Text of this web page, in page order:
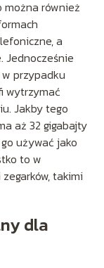
można również
a
Jednocześnie
przypadku
wytrzymać
Jakby tego
aż 32 gigabajty
używać jako
to w
takimi
dla